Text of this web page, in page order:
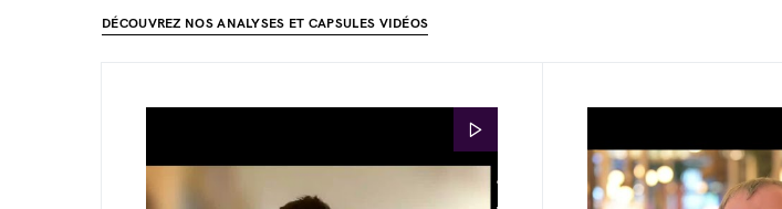
DÉCOUVREZ NOS ANALYSES ET CAPSULES VIDÉOS